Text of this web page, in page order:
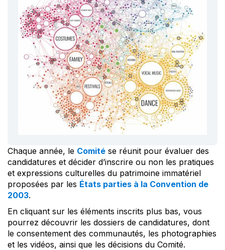
Chaque année, le Comité se réunit pour évaluer des
candidatures et décider d’inscrire ou non les pratiques
et expressions culturelles du patrimoine immatériel
proposées par les États parties à la Convention de
2003.
En cliquant sur les éléments inscrits plus bas, vous
pourrez découvrir les dossiers de candidatures, dont
le consentement des communautés, les photographies
et les vidéos, ainsi que les décisions du Comité.